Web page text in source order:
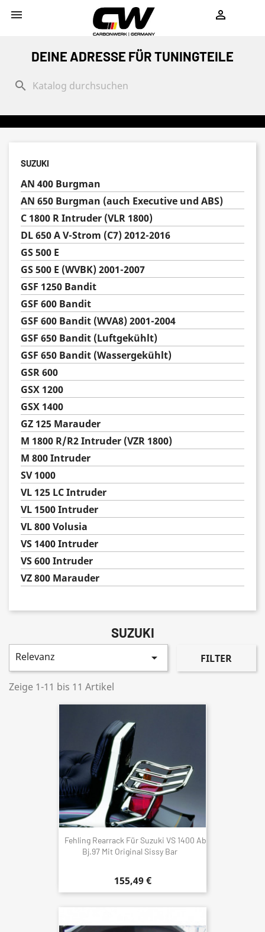
 
DEINE ADRESSE FÜR TUNINGTEILE
search
SUZUKI
AN 400 Burgman
AN 650 Burgman (auch Executive und ABS)
C 1800 R Intruder (VLR 1800)
DL 650 A V-Strom (C7) 2012-2016
GS 500 E
GS 500 E (WVBK) 2001-2007
GSF 1250 Bandit
GSF 600 Bandit
GSF 600 Bandit (WVA8) 2001-2004
GSF 650 Bandit (Luftgekühlt)
GSF 650 Bandit (Wassergekühlt)
GSR 600
GSX 1200
GSX 1400
GZ 125 Marauder
M 1800 R/R2 Intruder (VZR 1800)
M 800 Intruder
SV 1000
VL 125 LC Intruder
VL 1500 Intruder
VL 800 Volusia
VS 1400 Intruder
VS 600 Intruder
VZ 800 Marauder
SUZUKI
Relevanz  FILTER
Zeige 1-11 bis 11 Artikel
Fehling Rearrack Für Suzuki VS 1400 Ab
Bj.97 Mit Original Sissy Bar
155,49 €